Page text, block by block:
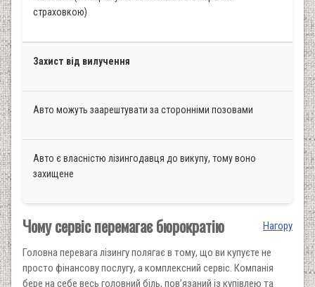
страховкою)
Захист від вилучення
Авто можуть заарештувати за сторонніми позовами
Авто є власністю лізингодавця до викупу, тому воно
захищене
Нагору
Чому сервіс перемагає бюрократію
Головна перевага лізингу полягає в тому, що ви купуєте не
просто фінансову послугу, а комплексний сервіс. Компанія
бере на себе весь головний біль, пов’язаний із купівлею та